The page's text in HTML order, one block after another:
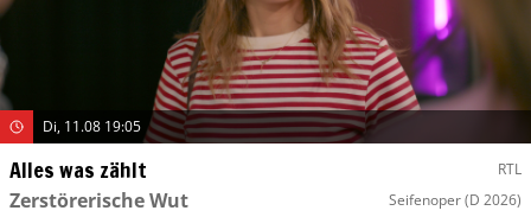
Di, 11.08 19:05
Alles was zählt RTL
Zerstörerische Wut Seifenoper(D 2026)